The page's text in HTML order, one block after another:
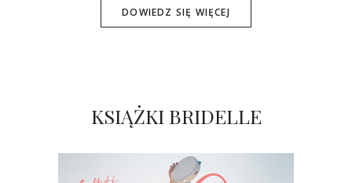
DOWIEDZ SIĘ WIĘCEJ
KSIĄŻKI BRIDELLE